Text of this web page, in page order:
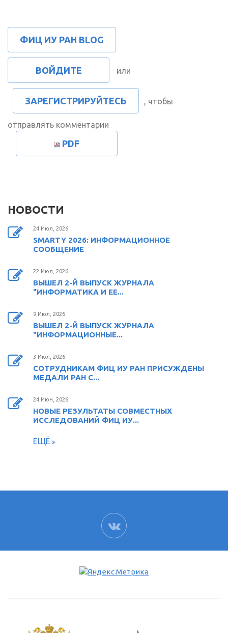
ФИЦ ИУ РАН BLOG
ВОЙДИТЕ или
ЗАРЕГИСТРИРУЙТЕСЬ , чтобы
отправлять комментарии
PDF
НОВОСТИ
24 Июл, 2026
SMARTY 2026: ИНФОРМАЦИОННОЕ
СООБЩЕНИЕ
22 Июл, 2026
ВЫШЕЛ 2-Й ВЫПУСК ЖУРНАЛА
"ИНФОРМАТИКА И ЕЕ...
9 Июл, 2026
ВЫШЕЛ 2-Й ВЫПУСК ЖУРНАЛА
"ИНФОРМАЦИОННЫЕ...
3 Июл, 2026
СОТРУДНИКАМ ФИЦ ИУ РАН ПРИСУЖДЕНЫ
МЕДАЛИ РАН С...
24 Июн, 2026
НОВЫЕ РЕЗУЛЬТАТЫ СОВМЕСТНЫХ
ИССЛЕДОВАНИЙ ФИЦ ИУ...
ЕЩЁ
ВК